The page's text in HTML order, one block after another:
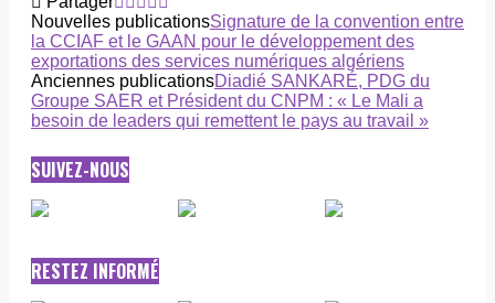
Nouvelles publicationsSignature de la convention entre
la CCIAF et le GAAN pour le développement des
exportations des services numériques algériens
Anciennes publicationsDiadié SANKARÉ, PDG du
Groupe SAER et Président du CNPM : « Le Mali a
besoin de leaders qui remettent le pays au travail »
SUIVEZ-NOUS
RESTEZ INFORMÉ